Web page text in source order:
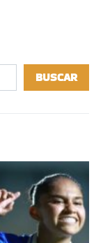
BUSCAR